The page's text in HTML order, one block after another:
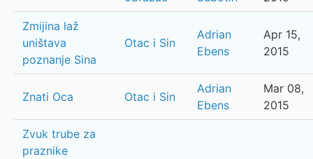
Zmijina laž
uništava
poznanje Sina
Otac i Sin
Adrian
Ebens
Apr 15,
2015
Znati Oca Otac i Sin
Adrian
Ebens
Mar 08,
2015
Zvuk trube za
praznike